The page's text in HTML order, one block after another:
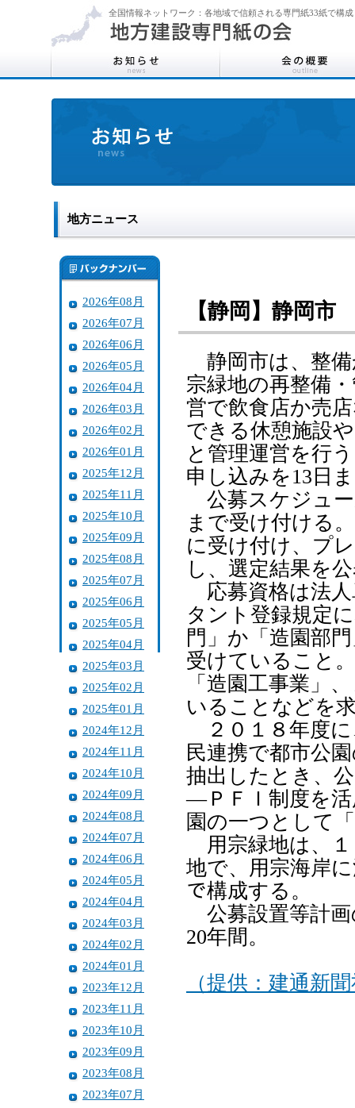
全国情報ネットワーク：各地域で信頼される専門紙33紙で構成
地方ニュース
2026年08月
2026年07月
2026年06月
2026年05月
2026年04月
2026年03月
2026年02月
2026年01月
2025年12月
2025年11月
2025年10月
2025年09月
2025年08月
2025年07月
2025年06月
2025年05月
2025年04月
2025年03月
2025年02月
2025年01月
2024年12月
2024年11月
2024年10月
2024年09月
2024年08月
2024年07月
2024年06月
2024年05月
2024年04月
2024年03月
2024年02月
2024年01月
2023年12月
2023年11月
2023年10月
2023年09月
2023年08月
2023年07月
【静岡】静岡
静岡市は、整備
宗緑地の再整備
営で飲食店か売
できる休憩施設
と管理運営を行
申し込みを13日
公募スケジュー
まで受け付ける
に受け付け、プ
し、選定結果を
応募資格は法人
タント登録規定
門」か「造園部
受けていること
「造園工事業」
いることなどを
２０１８年度
民連携で都市公
抽出したとき、
―ＰＦＩ制度を活
園の一つとして
用宗緑地は、１
地で、用宗海岸
で構成する。
公募設置等計画
20年間。
（提供：建通新